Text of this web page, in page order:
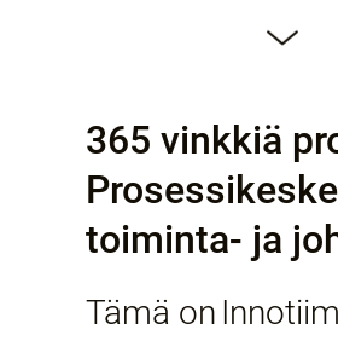
365 vinkkiä
toiminta- ja
Tämä on